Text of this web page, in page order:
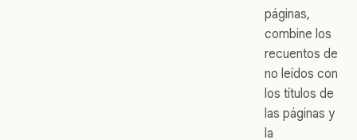
páginas,
combine los
recuentos de
no leídos con
los títulos de
las páginas y
la